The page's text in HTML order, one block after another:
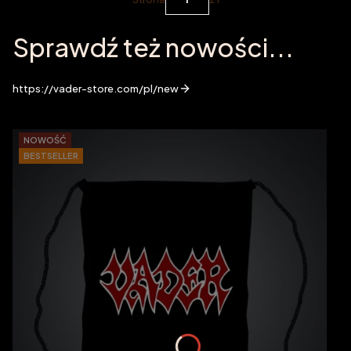
Sprawdź też nowości...
https://vader-store.com/pl/new
BESTSELLER
NOWOŚĆ